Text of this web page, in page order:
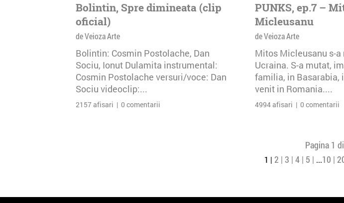
Bolintin, Spre dimineata (clip
oficial)
de Veioza Arte
Bolintin: Cosmin Postolache, Dan
Sociu, Ionut Dulamita instrumental:
Cosmin Postolache versuri/voce: Dan
Sociu videoclip:...
2157 afisari | 0 comentarii
PUNKS, ep.7 –
Micleusanu
de Veioza Arte
Mitos Micleusanu s-a
Ucraina. S-a mutat,
familia, in Basarabia,
venit in Romania....
4994 afisari | 0 comentarii
Pagina 1
1 2 3 4 5 ...10